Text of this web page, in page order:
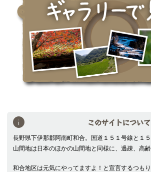
このサイトについて
長野県下伊那郡阿南町和合。国道１５１号線と１
山間地は日本のほかの山間地と同様に、過疎、高齢
和合地区は元気にやってますよ！と宣言するつもり